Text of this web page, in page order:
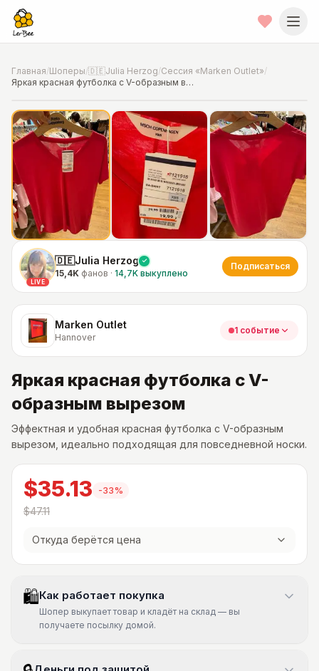
Главная/Шоперы/🇩🇪Julia Herzog/Сессия «Marken Outlet»/
Яркая красная футболка с V-образным вырезом
📍Фото от шопера· Hannover
LIVE
🇩🇪Julia Herzog
15,4K фанов · 14,7K выкуплено
Подписаться
Marken Outlet
Hannover
1 событие
Яркая красная футболка с V-
образным вырезом
Эффектная и удобная красная футболка с V-образным
вырезом, идеально подходящая для повседневной носки.
$35.13 -33%
$47.11
Откуда берётся цена
🛍Как работает покупка
Шопер выкупает товар и кладёт на склад — вы
получаете посылку домой.